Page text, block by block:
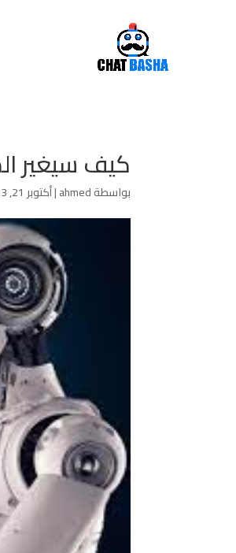
كيف سيغير
بواسطةahmed
|أكتوبر 21, 2023